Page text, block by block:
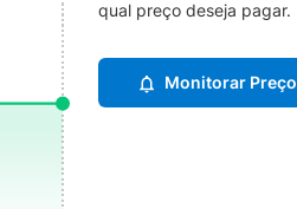
qual preço deseja pagar.
Monitorar Preço